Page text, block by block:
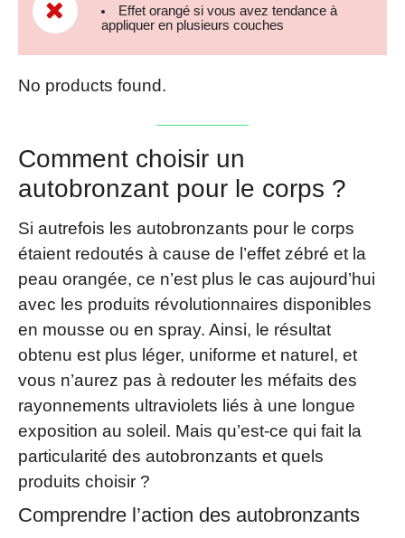
Effet orangé si vous avez tendance à
appliquer en plusieurs couches
No products found.
Comment choisir un
autobronzant pour le corps ?
Si autrefois les autobronzants pour le corps
étaient redoutés à cause de l’effet zébré et la
peau orangée, ce n’est plus le cas aujourd’hui
avec les produits révolutionnaires disponibles
en mousse ou en spray. Ainsi, le résultat
obtenu est plus léger, uniforme et naturel, et
vous n’aurez pas à redouter les méfaits des
rayonnements ultraviolets liés à une longue
exposition au soleil. Mais qu’est-ce qui fait la
particularité des autobronzants et quels
produits choisir ?
Comprendre l’action des autobronzants